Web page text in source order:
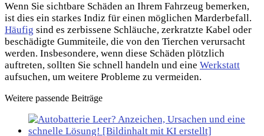
Wenn Sie sichtbare Schäden an Ihrem Fahrzeug bemerken,
ist dies ein starkes Indiz für einen möglichen Marderbefall.
Häufig sind es zerbissene Schläuche, zerkratzte Kabel oder
beschädigte Gummiteile, die von den Tierchen verursacht
werden. Insbesondere, wenn diese Schäden plötzlich
auftreten, sollten Sie schnell handeln und eine Werkstatt
aufsuchen, um weitere Probleme zu vermeiden.
Weitere passende Beiträge